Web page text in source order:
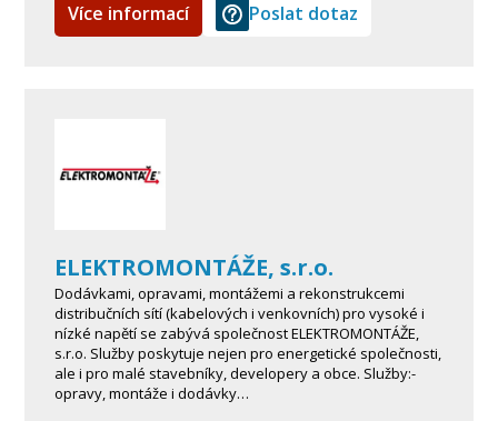
Více informací Poslat dotaz
ELEKTROMONTÁŽE, s.r.o.
Dodávkami, opravami, montážemi a rekonstrukcemi
distribučních sítí (kabelových i venkovních) pro vysoké i
nízké napětí se zabývá společnost ELEKTROMONTÁŽE,
s.r.o. Služby poskytuje nejen pro energetické společnosti,
ale i pro malé stavebníky, developery a obce. Služby:-
opravy, montáže i dodávky…